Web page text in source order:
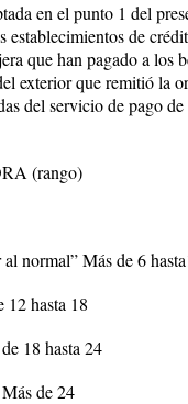
en el punto 1 del
de
que han pagado a
exterior que remitió la
del servicio de pago
(rango)
normal” Más de 6
12 hasta 18
18 hasta 24
de 24